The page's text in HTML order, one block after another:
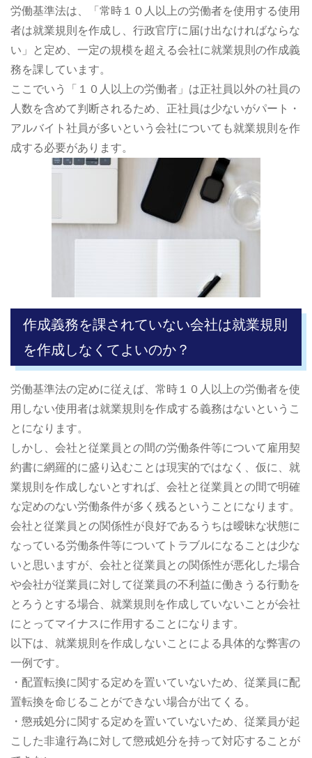
労働基準法は、「常時１０人以上の労働者を使用する使用
者は就業規則を作成し、行政官庁に届け出なければならな
い」と定め、一定の規模を超える会社に就業規則の作成義
務を課しています。
ここでいう「１０人以上の労働者」は正社員以外の社員の
人数を含めて判断されるため、正社員は少ないがパート・
アルバイト社員が多いという会社についても就業規則を作
成する必要があります。
作成義務を課されていない会社は就業規則
を作成しなくてよいのか？
労働基準法の定めに従えば、常時１０人以上の労働者を使
用しない使用者は就業規則を作成する義務はないというこ
とになります。
しかし、会社と従業員との間の労働条件等について雇用契
約書に網羅的に盛り込むことは現実的ではなく、仮に、就
業規則を作成しないとすれば、会社と従業員との間で明確
な定めのない労働条件が多く残るということになります。
会社と従業員との関係性が良好であるうちは曖昧な状態に
なっている労働条件等についてトラブルになることは少な
いと思いますが、会社と従業員との関係性が悪化した場合
や会社が従業員に対して従業員の不利益に働きうる行動を
とろうとする場合、就業規則を作成していないことが会社
にとってマイナスに作用することになります。
以下は、就業規則を作成しないことによる具体的な弊害の
一例です。
・配置転換に関する定めを置いていないため、従業員に配
置転換を命じることができない場合が出てくる。
・懲戒処分に関する定めを置いていないため、従業員が起
こした非違行為に対して懲戒処分を持って対応することが